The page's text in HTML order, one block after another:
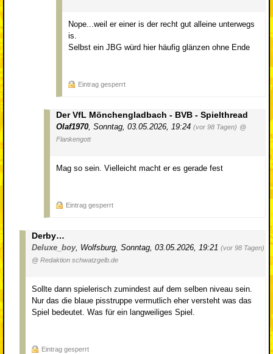
Nope...weil er einer is der recht gut alleine unterwegs
is.
Selbst ein JBG würd hier häufig glänzen ohne Ende
Eintrag gesperrt
Der VfL Mönchengladbach - BVB - Spielthread
Olaf1970 Sonntag, 03.05.2026, 19:24 (vor 98 Tagen) @
Flankengott
Mag so sein. Vielleicht macht er es gerade fest
Eintrag gesperrt
Derby…
Deluxe_boy, Wolfsburg, Sonntag, 03.05.2026, 19:21 (vor 98 Tagen)
@ Redaktion schwatzgelb.de
Sollte dann spielerisch zumindest auf dem selben niveau sein.
Nur das die blaue pisstruppe vermutlich eher versteht was das
Spiel bedeutet. Was für ein langweiliges Spiel.
Eintrag gesperrt